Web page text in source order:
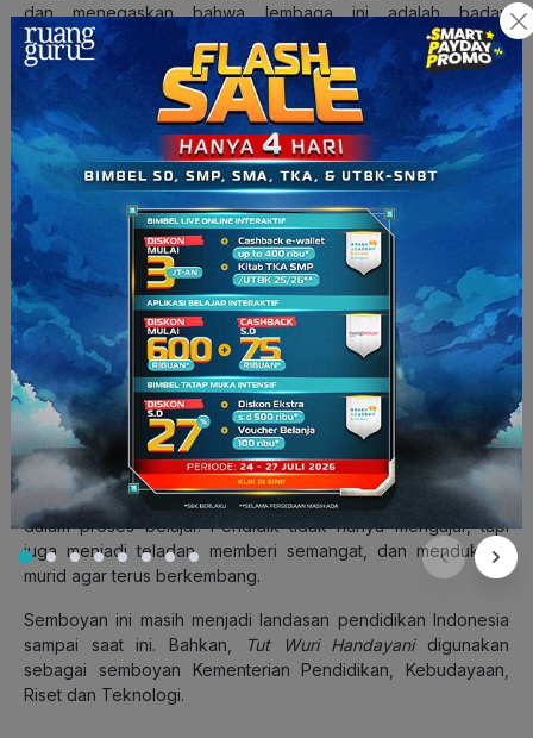
dan menegaskan bahwa lembaga ini adalah badan
pendidikan yang berdiri sendiri dan bebas campur tangan
pemerintah. Setelah itu, Taman Siswa berkembang pesat ke
berbagai daerah di Indonesia.
Baca juga:
Achmad Soebardjo, Perumus Proklamasi
Kemerdekaan Indonesia
Semboyan Ki Hajar Dewantara
Kamu pasti sudah tidak asing dengan semboyan Ki Hajar
Dewantara, yaitu:
Ing Ngarsa Sung Tuladha(di depan memberi contoh),
Ing Madya Mangun Karsa(di tengah membangun
semangat), dan
Tut Wuri Handayani(di belakang memberi dorongan).
Filosofi ini menunjukkan pentingnya peran seorang pendidik
dalam proses belajar. Pendidik tidak hanya mengajar, tapi
juga menjadi teladan, memberi semangat, dan mendukung
murid agar terus berkembang.
Semboyan ini masih menjadi landasan pendidikan Indonesia
sampai saat ini. Bahkan,
Tut Wuri Handayanidigunakan
sebagai semboyan Kementerian Pendidikan, Kebudayaan,
Riset dan Teknologi.